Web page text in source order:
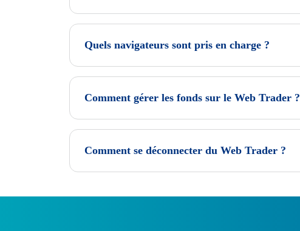
Quels navigateurs sont pris en charge ?
Comment gérer les fonds sur le Web Trader ?
Comment se déconnecter du Web Trader ?